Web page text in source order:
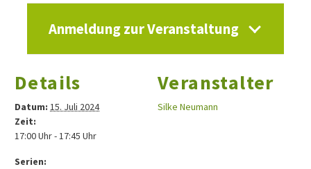
Anmeldung zur Veranstaltung
Details
Datum: 15. Juli 2024
Zeit:
17:00 Uhr - 17:45 Uhr
Serien:
Veranstalter
Silke Neumann